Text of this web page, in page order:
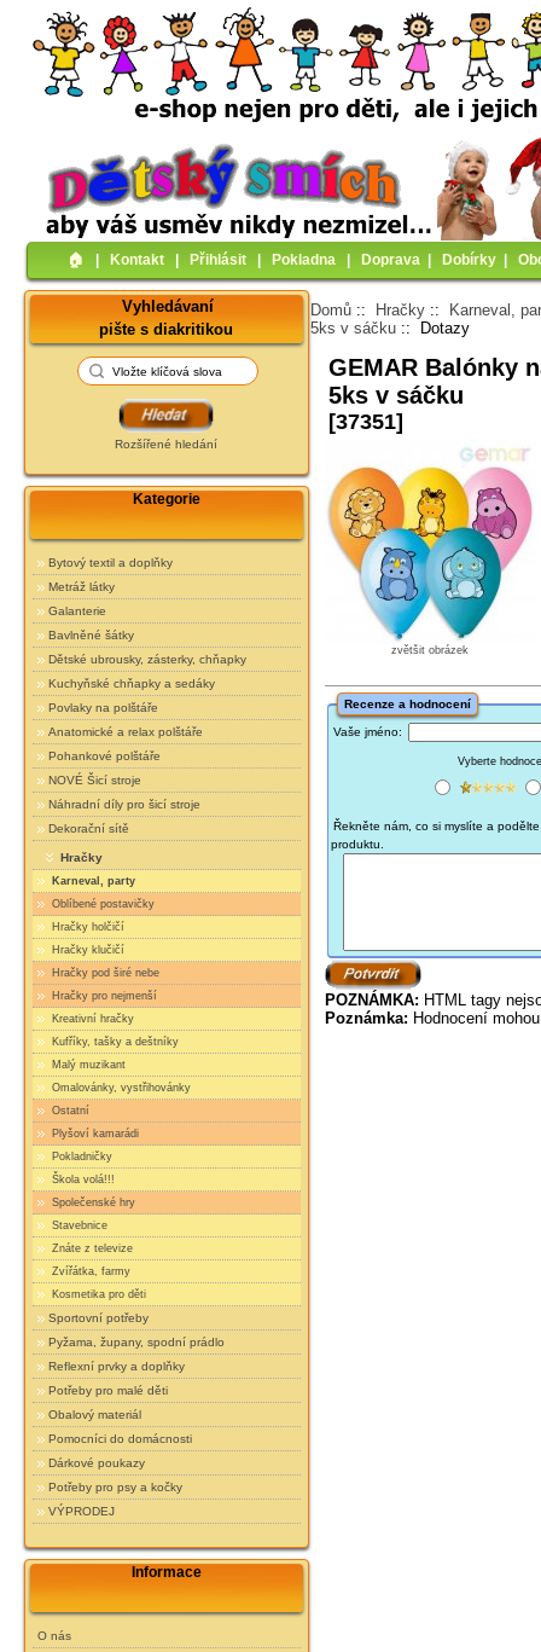
🏠︎ Kontakt Přihlásit Pokladna Doprava Dobírky
Vyhledávaní
pište s diakritikou
Rozšířené hledání
Kategorie
Bytový textil a doplňky
Metráž látky
Galanterie
Bavlněné šátky
Dětské ubrousky, zásterky, chňapky
Kuchyňské chňapky a sedáky
Povlaky na polštáře
Anatomické a relax polštáře
Pohankové polštáře
NOVÉ Šicí stroje
Náhradní díly pro šicí stroje
Dekorační sítě
Hračky
Karneval, party
Oblíbené postavičky
Hračky holčičí
Hračky klučičí
Hračky pod širé nebe
Hračky pro nejmenší
Kreativní hračky
Kufříky, tašky a deštníky
Malý muzikant
Omalovánky, vystřihovánky
Ostatní
Plyšoví kamarádi
Pokladničky
Škola volá!!!
Společenské hry
Stavebnice
Znáte z televize
Zvířátka, farmy
Kosmetika pro děti
Sportovní potřeby
Pyžama, župany, spodní prádlo
Reflexní prvky a doplňky
Potřeby pro malé děti
Obalový materiál
Pomocníci do domácnosti
Dárkové poukazy
Potřeby pro psy a kočky
VÝPRODEJ
Informace
O nás
Domů :: Hračky ::
Karneval,
5ks v sáčku :: Dotazy
GEMAR Balónky
5ks v sáčku
[37351]
zvětšit obrázek
Recenze a hodnocení
Vaše jméno:
Vyberte
Řekněte nám, co si myslíte a
produktu.
POZNÁMKA: HTML tagy
Poznámka: Hodnocení